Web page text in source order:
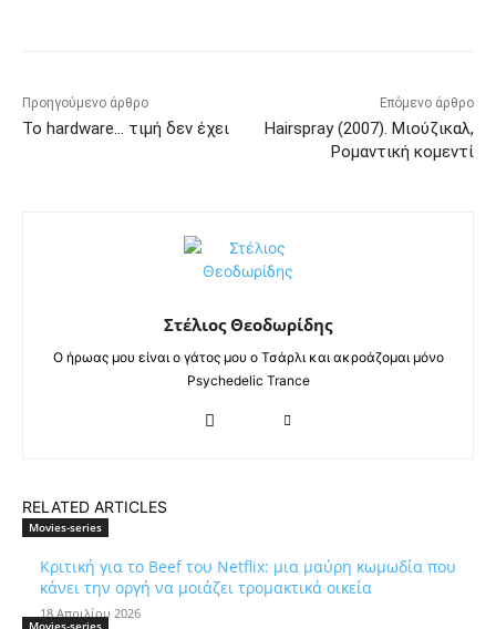
Προηγούμενο άρθρο
Το hardware… τιμή δεν έχει
Επόμενο άρθρο
Hairspray (2007). Μιούζικαλ,
Ρομαντική κομεντί
Στέλιος Θεοδωρίδης
Ο ήρωας μου είναι ο γάτος μου ο Τσάρλι και ακροάζομαι μόνο
Psychedelic Trance
RELATED ARTICLES
Movies-series
Κριτική για το Beef του Netflix: μια μαύρη κωμωδία που
κάνει την οργή να μοιάζει τρομακτικά οικεία
18 Απριλίου 2026
Movies-series